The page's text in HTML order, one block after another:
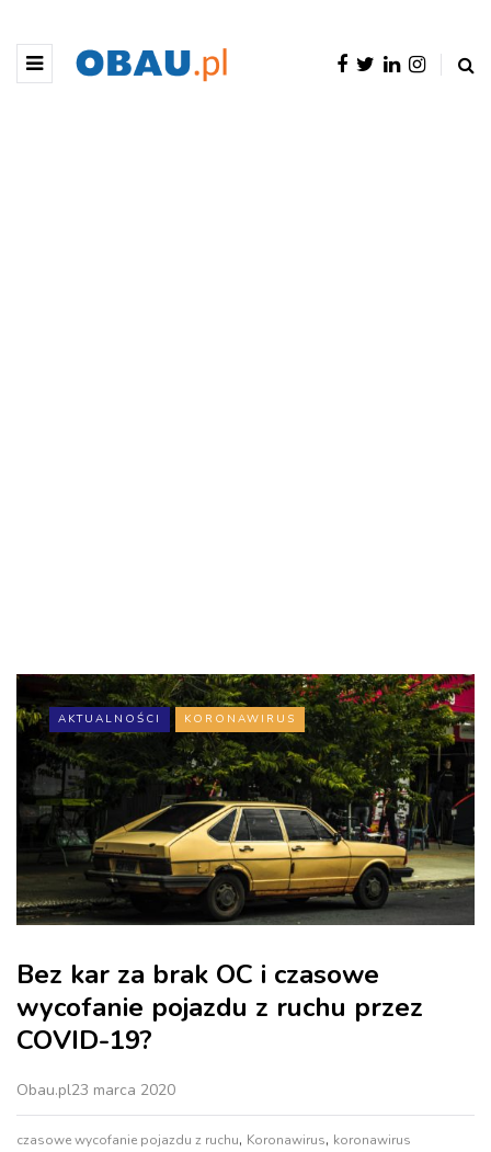
AKTUALNOŚCI KORONAWIRUS
Bez kar za brak OC i czasowe
wycofanie pojazdu z ruchu przez
COVID-19?
Obau.pl23 marca 2020
czasowe wycofanie pojazdu z ruchu, Koronawirus, koronawirus